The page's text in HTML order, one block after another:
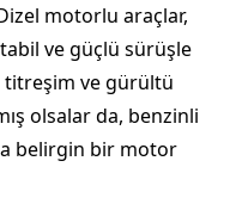
motorlu araçlar,
ve güçlü sürüşle
titreşim ve gürültü
olsalar da, benzinli
belirgin bir motor